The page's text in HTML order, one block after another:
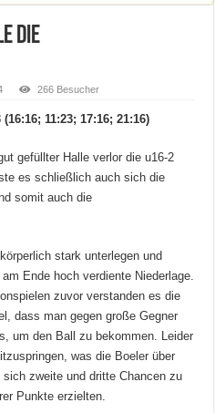
die
266 Besucher
11:23; 17:16; 21:16)
gefüllter Halle verlor die u16-2
es schließlich auch sich die
somit auch die
stark unterlegen und
Ende hoch verdiente Niederlage.
zuvor verstanden es die
dass man gegen große Gegner
um den Ball zu bekommen. Leider
was die Boeler über
zweite und dritte Chancen zu
Punkte erzielten.